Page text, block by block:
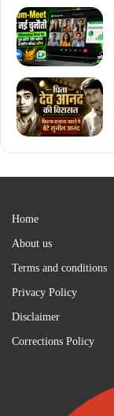
Home
About us
Terms and conditions
Privacy Policy
Disclaimer
Corrections Policy